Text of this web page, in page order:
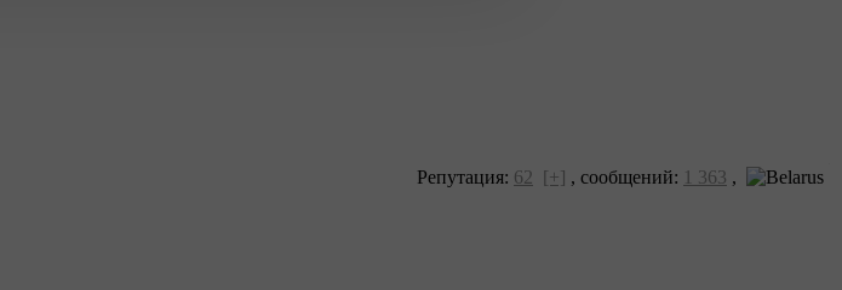
Репутация: 62 [+] , сообщений: 1 363 ,